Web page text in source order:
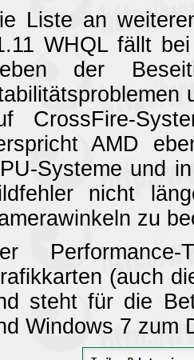
Liste an
WHQL fällt
der
CrossFire-
AMD
Systeme und
nicht
zu
(auch
steht für die
Windows 7 zum